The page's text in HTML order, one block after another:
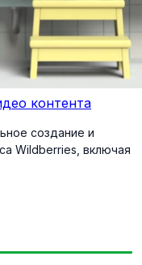
контента
создание и
Wildberries, включая